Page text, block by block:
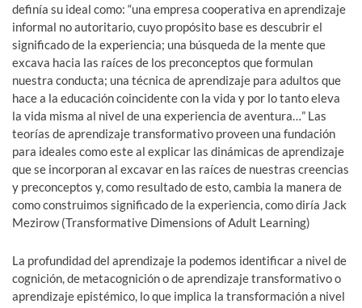
definía su ideal como: “una empresa cooperativa en aprendizaje
informal no autoritario, cuyo propósito base es descubrir el
significado de la experiencia; una búsqueda de la mente que
excava hacia las raíces de los preconceptos que formulan
nuestra conducta; una técnica de aprendizaje para adultos que
hace a la educación coincidente con la vida y por lo tanto eleva
la vida misma al nivel de una experiencia de aventura…” Las
teorías de aprendizaje transformativo proveen una fundación
para ideales como este al explicar las dinámicas de aprendizaje
que se incorporan al excavar en las raíces de nuestras creencias
y preconceptos y, como resultado de esto, cambia la manera de
como construimos significado de la experiencia, como diría Jack
Mezirow (Transformative Dimensions of Adult Learning)
La profundidad del aprendizaje la podemos identificar a nivel de
cognición, de metacognición o de aprendizaje transformativo o
aprendizaje epistémico, lo que implica la transformación a nivel